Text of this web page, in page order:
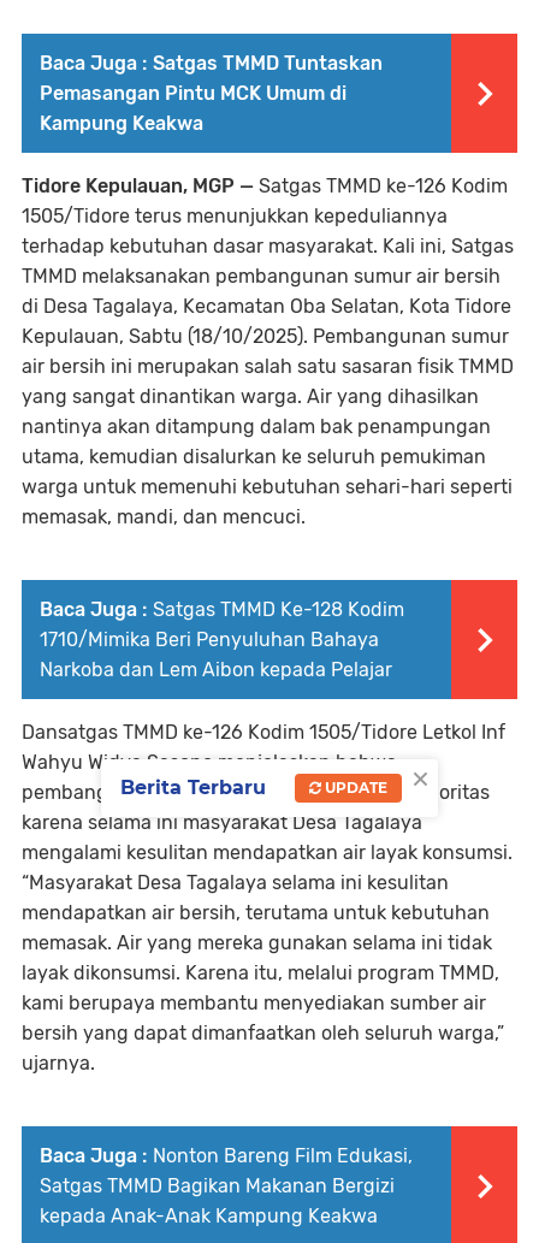
Baca Juga : Satgas TMMD Tuntaskan
Pemasangan Pintu MCK Umum di
Kampung Keakwa
Tidore Kepulauan, MGP — Satgas TMMD ke-126 Kodim
1505/Tidore terus menunjukkan kepeduliannya
terhadap kebutuhan dasar masyarakat. Kali ini, Satgas
TMMD melaksanakan pembangunan sumur air bersih
di Desa Tagalaya, Kecamatan Oba Selatan, Kota Tidore
Kepulauan, Sabtu (18/10/2025). Pembangunan sumur
air bersih ini merupakan salah satu sasaran fisik TMMD
yang sangat dinantikan warga. Air yang dihasilkan
nantinya akan ditampung dalam bak penampungan
utama, kemudian disalurkan ke seluruh pemukiman
warga untuk memenuhi kebutuhan sehari-hari seperti
memasak, mandi, dan mencuci.
Baca Juga : Satgas TMMD Ke-128 Kodim
1710/Mimika Beri Penyuluhan Bahaya
Narkoba dan Lem Aibon kepada Pelajar
Dansatgas TMMD ke-126 Kodim 1505/Tidore Letkol Inf
Wahyu Widya Sasono menjelaskan bahwa
pembangunan sumur air bersih ini menjadi prioritas
karena selama ini masyarakat Desa Tagalaya
mengalami kesulitan mendapatkan air layak konsumsi.
“Masyarakat Desa Tagalaya selama ini kesulitan
mendapatkan air bersih, terutama untuk kebutuhan
memasak. Air yang mereka gunakan selama ini tidak
layak dikonsumsi. Karena itu, melalui program TMMD,
kami berupaya membantu menyediakan sumber air
bersih yang dapat dimanfaatkan oleh seluruh warga,”
ujarnya.
Baca Juga : Nonton Bareng Film Edukasi,
Satgas TMMD Bagikan Makanan Bergizi
kepada Anak-Anak Kampung Keakwa
×
Berita Terbaru UPDATE